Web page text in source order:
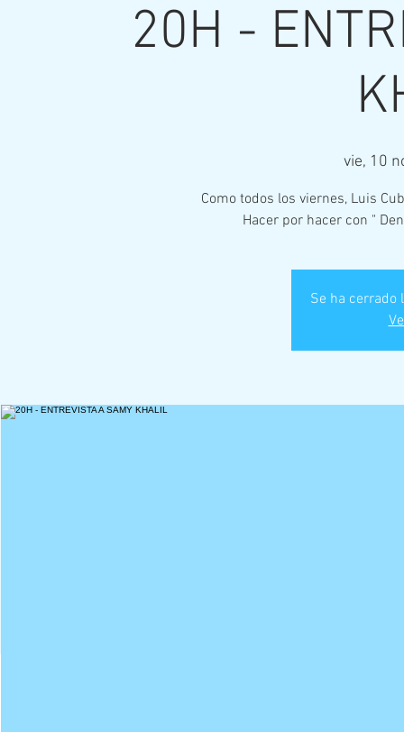
20H -
vie, 10
Como todos los viernes, Luis
Hacer por hacer con "
Se ha